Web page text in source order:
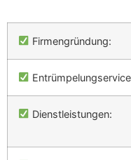
Firmengründung:
Dienstleistungen: